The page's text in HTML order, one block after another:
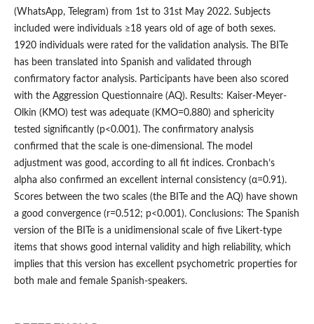
(WhatsApp, Telegram) from 1st to 31st May 2022. Subjects
included were individuals ≥18 years old of age of both sexes.
1920 individuals were rated for the validation analysis. The BITe
has been translated into Spanish and validated through
confirmatory factor analysis. Participants have been also scored
with the Aggression Questionnaire (AQ). Results: Kaiser-Meyer-
Olkin (KMO) test was adequate (KMO=0.880) and sphericity
tested significantly (p<0.001). The confirmatory analysis
confirmed that the scale is one-dimensional. The model
adjustment was good, according to all fit indices. Cronbach’s
alpha also confirmed an excellent internal consistency (α=0.91).
Scores between the two scales (the BITe and the AQ) have shown
a good convergence (r=0.512; p<0.001). Conclusions: The Spanish
version of the BITe is a unidimensional scale of five Likert-type
items that shows good internal validity and high reliability, which
implies that this version has excellent psychometric properties for
both male and female Spanish-speakers.